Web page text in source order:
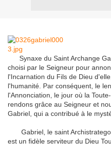
Synaxe du SaintArchange
choisi par le Seigneur pour
l'Incarnation du Fils de Dieu d'elle
l'humanité Par conséquent le
l'Annonciation
le jour où la
rendons grâce au Seigneur et
Gabriel qui a contribué à le
Gabriel le saint
est un fidèle serviteur du Dieu